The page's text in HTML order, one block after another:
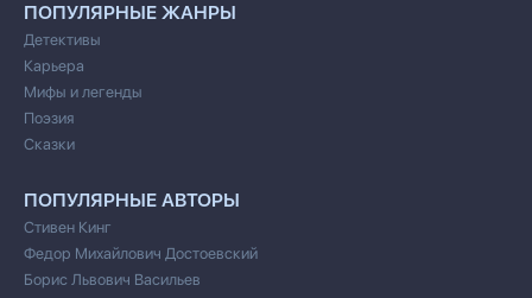
ПОПУЛЯРНЫЕ ЖАНРЫ
Детективы
Карьера
Мифы и легенды
Поэзия
Сказки
ПОПУЛЯРНЫЕ АВТОРЫ
Стивен Кинг
Федор Михайлович Достоевский
Борис Львович Васильев